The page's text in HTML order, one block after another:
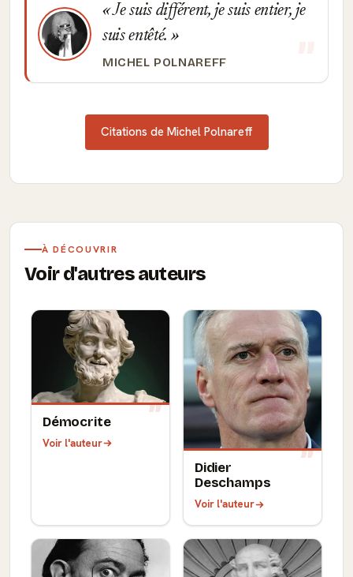
Je suis différent, je suis entier, je
suis entêté.
MICHEL POLNAREFF
Citations de Michel Polnareff
À DÉCOUVRIR
Voir d'autres auteurs
Démocrite
Voir l'auteur
Didier
Deschamps
Voir l'auteur